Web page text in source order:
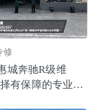
修
城奔驰R级维
有保障的专业修
专修深度剖析
的机修店业内